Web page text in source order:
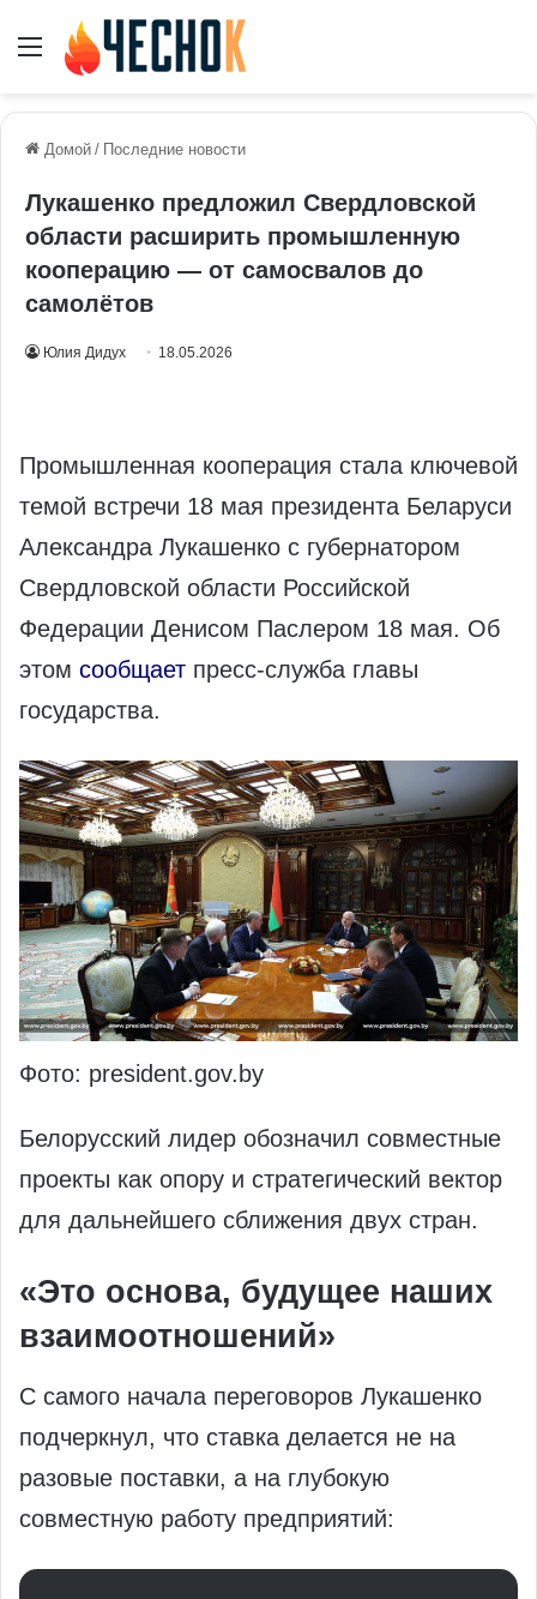
Меню
Домой / Последние новости
Лукашенко предложил Свердловской
области расширить промышленную
кооперацию — от самосвалов до
самолётов
Юлия Дидух 18.05.2026
Промышленная кооперация стала ключевой
темой встречи 18 мая президента Беларуси
Александра Лукашенко с губернатором
Свердловской области Российской
Федерации Денисом Паслером 18 мая. Об
этом сообщает пресс-служба главы
государства.
Фото: president.gov.by
Белорусский лидер обозначил совместные
проекты как опору и стратегический вектор
для дальнейшего сближения двух стран.
«Это основа, будущее наших
взаимоотношений»
С самого начала переговоров Лукашенко
подчеркнул, что ставка делается не на
разовые поставки, а на глубокую
совместную работу предприятий: